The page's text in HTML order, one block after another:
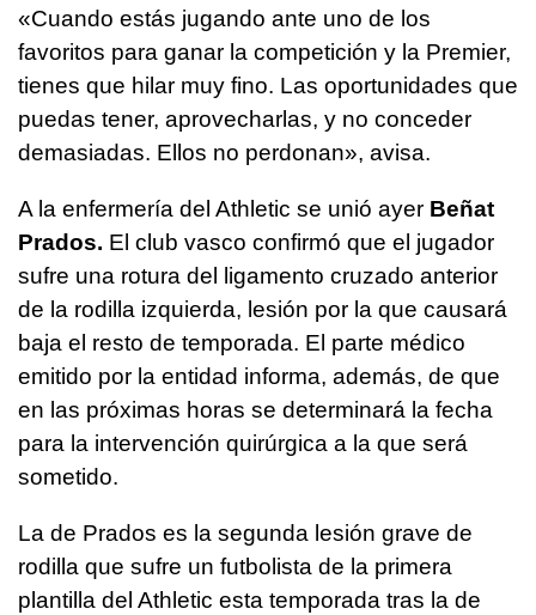
«Cuando estás jugando ante uno de los
favoritos para ganar la competición y la Premier,
tienes que hilar muy fino. Las oportunidades que
puedas tener, aprovecharlas, y no conceder
demasiadas. Ellos no perdonan», avisa.
A la enfermería del Athletic se unió ayer Beñat
Prados. El club vasco confirmó que el jugador
sufre una rotura del ligamento cruzado anterior
de la rodilla izquierda, lesión por la que causará
baja el resto de temporada. El parte médico
emitido por la entidad informa, además, de que
en las próximas horas se determinará la fecha
para la intervención quirúrgica a la que será
sometido.
La de Prados es la segunda lesión grave de
rodilla que sufre un futbolista de la primera
plantilla del Athletic esta temporada tras la de